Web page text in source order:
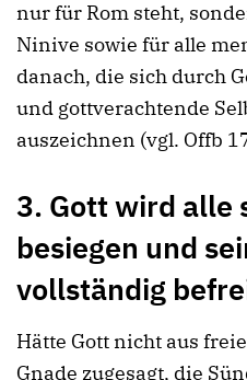
nur für Rom steht,
Ninive sowie für alle
danach, die sich durch
und gottverachtende
auszeichnen (vgl. Offb
3. Gott wird alle
besiegen und
vollständig
Hätte Gott nicht aus
Gnade zugesagt, die